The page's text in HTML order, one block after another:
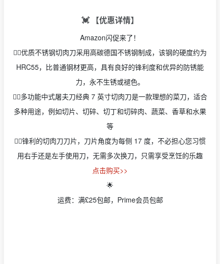
💓 【优惠详情】
Amazon闪促来了！
✋🏻优质不锈钢切肉刀采用高碳德国不锈钢制成，该钢的硬度约为
HRC55，比普通钢材更高，具有良好的锋利度和优异的防锈能
力，永不生锈或褪色。
✋🏻多功能中式屠夫刀经典 7 英寸切肉刀是一款理想的菜刀，适合
多种用途，例如切片、切碎、切丁和切碎肉、蔬菜、香草和水果
等
✋🏻锋利的切肉刀刀片，刀片角度为每侧 17 度，不必担心您习惯
用右手还是左手使用刀，无需多次换刀，只需享受烹饪的乐趣
点击购买>>
🌟
运费：满£25包邮，Prime会员包邮